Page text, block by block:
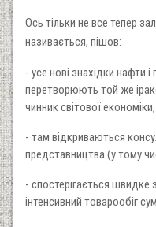
Ось тільки не все тепер
називається, пішов:
- усе нові знахідки нафти
перетворюють той же
чинник світової економіки,
- там відкриваються
представництва (у тому
- спостерігається швидке
інтенсивний товарообіг